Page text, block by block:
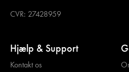
CVR: 27428959
Hjælp & Support
Kontakt os